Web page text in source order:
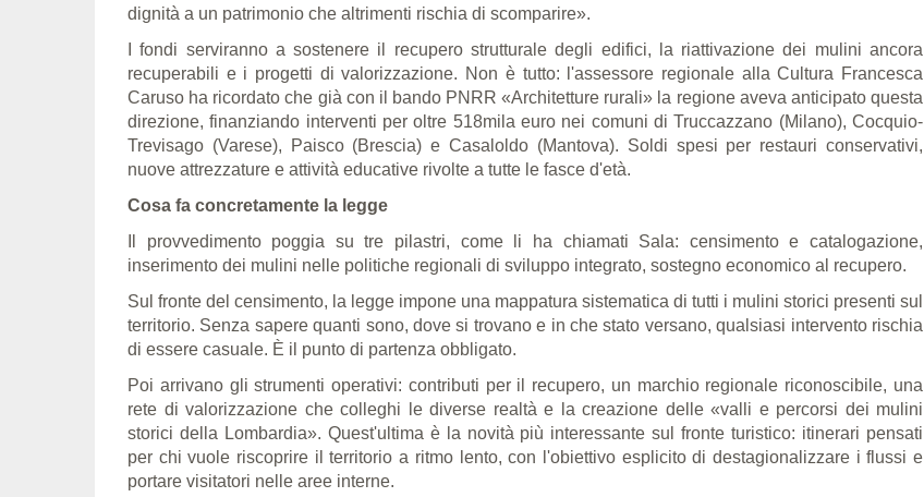
dignità a un patrimonio che altrimenti rischia di scomparire».
I fondi serviranno a sostenere il recupero strutturale degli edifici, la riattivazione dei mulini ancora
recuperabili e i progetti di valorizzazione. Non è tutto: l'assessore regionale alla Cultura Francesca
Caruso ha ricordato che già con il bando PNRR «Architetture rurali» la regione aveva anticipato questa
direzione, finanziando interventi per oltre 518mila euro nei comuni di Truccazzano (Milano), Cocquio-
Trevisago (Varese), Paisco (Brescia) e Casaloldo (Mantova). Soldi spesi per restauri conservativi,
nuove attrezzature e attività educative rivolte a tutte le fasce d'età.
Cosa fa concretamente la legge
Il provvedimento poggia su tre pilastri, come li ha chiamati Sala: censimento e catalogazione,
inserimento dei mulini nelle politiche regionali di sviluppo integrato, sostegno economico al recupero.
Sul fronte del censimento, la legge impone una mappatura sistematica di tutti i mulini storici presenti sul
territorio. Senza sapere quanti sono, dove si trovano e in che stato versano, qualsiasi intervento rischia
di essere casuale. È il punto di partenza obbligato.
Poi arrivano gli strumenti operativi: contributi per il recupero, un marchio regionale riconoscibile, una
rete di valorizzazione che colleghi le diverse realtà e la creazione delle «valli e percorsi dei mulini
storici della Lombardia». Quest'ultima è la novità più interessante sul fronte turistico: itinerari pensati
per chi vuole riscoprire il territorio a ritmo lento, con l'obiettivo esplicito di destagionalizzare i flussi e
portare visitatori nelle aree interne.